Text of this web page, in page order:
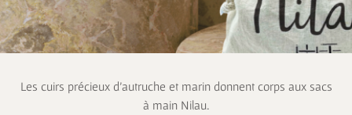
Les cuirs précieux d’autruche et marin donnent corps aux sacs
à main Nilau.